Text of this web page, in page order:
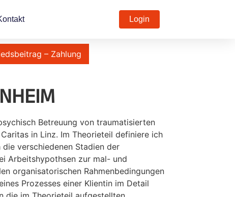
Login
– Zahlung
Betreuung von traumatisierten
in Linz. Im Theorieteil definiere ich
verschiedenen Stadien der
Arbeitshypothsen zur mal- und
organisatorischen Rahmenbedingungen
Prozesses einer Klientin im Detail